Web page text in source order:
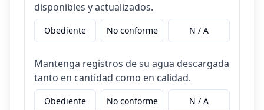
disponibles y actualizados.
Obediente No conforme N / A
Mantenga registros de su agua descargada
tanto en cantidad como en calidad.
Obediente No conforme N / A